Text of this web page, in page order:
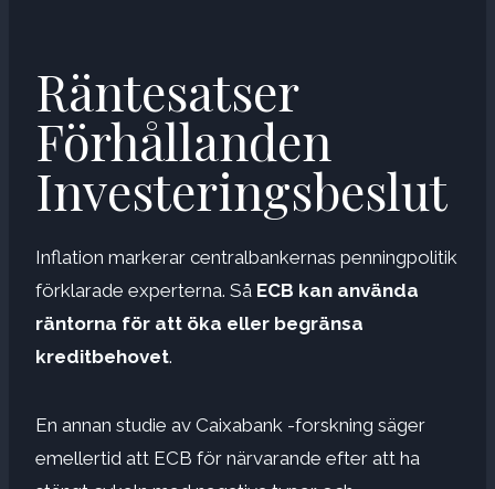
Räntesatser
Förhållanden
Investeringsbeslut
Inflation markerar centralbankernas penningpolitik
förklarade experterna. Så ECB kan använda
räntorna för att öka eller begränsa
kreditbehovet.
En annan studie av Caixabank -forskning säger
emellertid att ECB för närvarande efter att ha